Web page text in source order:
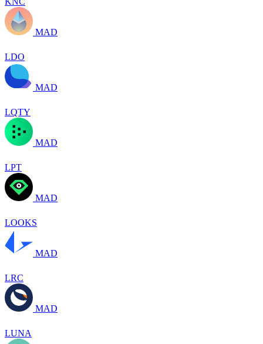
MAD
LDO
MAD
LQTY
MAD
LPT
MAD
LOOKS
MAD
LRC
MAD
LUNA